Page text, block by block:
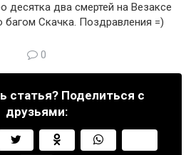
десятка два смертей на Везаксе
Скачка. Поздравления =)
0
статья? Поделиться с
друзьями: